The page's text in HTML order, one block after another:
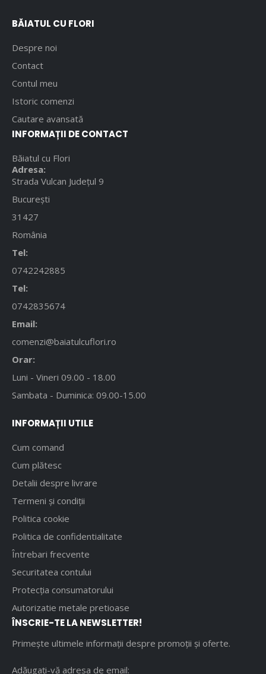
BĂIATUL CU FLORI
Despre noi
Contact
Contul meu
Istoric comenzi
Cautare avansată
INFORMAȚII DE CONTACT
Băiatul cu Flori
Adresa:
Strada Vulcan Județul 9
București
31427
România
Tel:
0742242885
Tel:
0742835674
Email:
comenzi@baiatulcuflori.ro
Orar:
Luni - Vineri 09.00 - 18.00
Sambata - Duminica: 09.00-15.00
INFORMAȚII UTILE
Cum comand
Cum plătesc
Detalii despre livrare
Termeni și condiții
Politica cookie
Politica de confidentialitate
Întrebari frecvente
Securitatea contului
Protecția consumatorului
Autorizatie metale pretioase
ÎNSCRIE-TE LA NEWSLETTER!
Primește ultimele informații despre promoții și oferte.
Adăugați-vă adresa de email: